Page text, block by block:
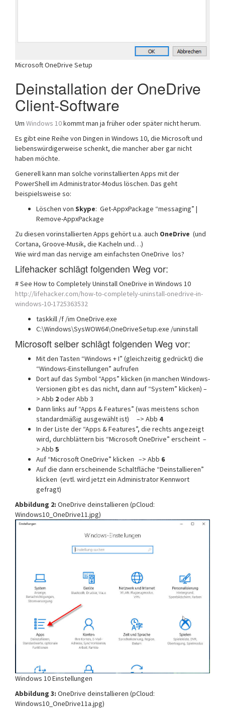
Microsoft OneDrive Setup
Deinstallation der OneDrive
Client-Software
Um Windows 10kommt man ja früher oder später nicht herum.
Es gibt eine Reihe von Dingen in Windows 10, die Microsoft und
liebenswürdigerweise schenkt, die mancher aber gar nicht
haben möchte.
Generell kann man solche vorinstallierten Apps mit der
PowerShell im Administrator-Modus löschen. Das geht
beispielsweise so:
Löschen von Skype: Get-AppxPackage “messaging” |
Remove-AppxPackage
Zu diesen vorinstallierten Apps gehört u.a. auch OneDrive (und
Cortana, Groove-Musik, die Kacheln und…)
Wie wird man das nervige am einfachsten OneDrive los?
Lifehacker schlägt folgenden Weg vor:
# See How to Completely Uninstall OneDrive in Windows 10
http://lifehacker.com/how-to-completely-uninstall-onedrive-in-
windows-10-1725363532
taskkill /f /im OneDrive.exe
C:\Windows\SysWOW64\OneDriveSetup.exe /uninstall
Microsoft selber schlägt folgenden Weg vor:
Mit den Tasten “Windows + I” (gleichzeitig gedrückt) die
“Windows-Einstellungen” aufrufen
Dort auf das Symbol “Apps” klicken (in manchen Windows-
Versionen gibt es das nicht, dann auf “System” klicken) –
> Abb 2oder Abb 3
Dann links auf “Apps & Features” (was meistens schon
standardmäßig ausgewählt ist) –> Abb 4
In der Liste der “Apps & Features”, die rechts angezeigt
wird, durchblättern bis “Microsoft OneDrive” erscheint –
> Abb 5
Auf “Microsoft OneDrive” klicken –> Abb 6
Auf die dann erscheinende Schaltfläche “Deinstallieren”
klicken (evtl. wird jetzt ein Administrator Kennwort
gefragt)
Abbildung 2: OneDrive deinstallieren (pCloud:
Windows10_OneDrive11.jpg)
Windows 10 Einstellungen
Abbildung 3: OneDrive deinstallieren (pCloud:
Windows10_OneDrive11a.jpg)